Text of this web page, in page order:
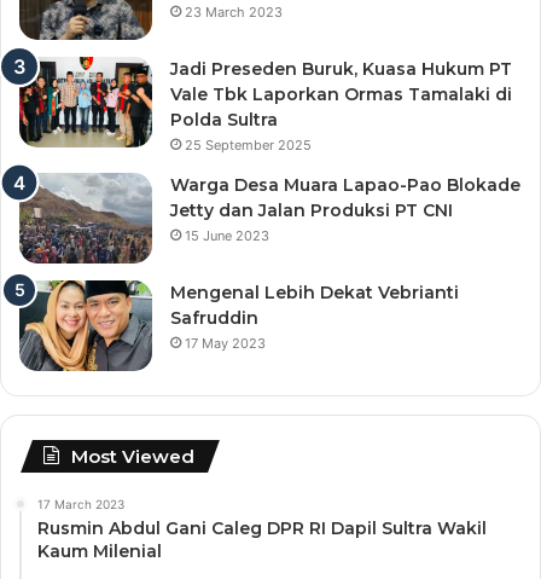
23 March 2023
Jadi Preseden Buruk, Kuasa Hukum PT
Vale Tbk Laporkan Ormas Tamalaki di
Polda Sultra
25 September 2025
Warga Desa Muara Lapao-Pao Blokade
Jetty dan Jalan Produksi PT CNI
15 June 2023
Mengenal Lebih Dekat Vebrianti
Safruddin
17 May 2023
Most Viewed
17 March 2023
Rusmin Abdul Gani Caleg DPR RI Dapil Sultra Wakil
Kaum Milenial